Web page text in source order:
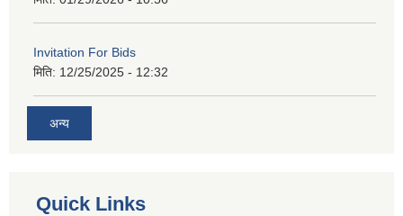
Invitation For Bids
मिति: 12/25/2025 - 12:32
अन्य
Quick Links